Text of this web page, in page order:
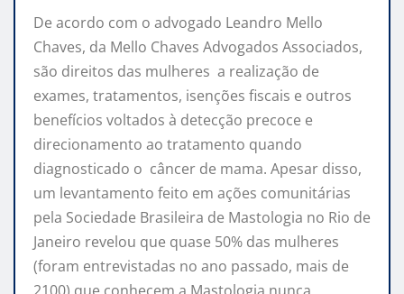
De acordo com o advogado Leandro Mello
Chaves, da Mello Chaves Advogados Associados,
são direitos das mulheres a realização de
exames, tratamentos, isenções fiscais e outros
benefícios voltados à detecção precoce e
direcionamento ao tratamento quando
diagnosticado o câncer de mama. Apesar disso,
um levantamento feito em ações comunitárias
pela Sociedade Brasileira de Mastologia no Rio de
Janeiro revelou que quase 50% das mulheres
(foram entrevistadas no ano passado, mais de